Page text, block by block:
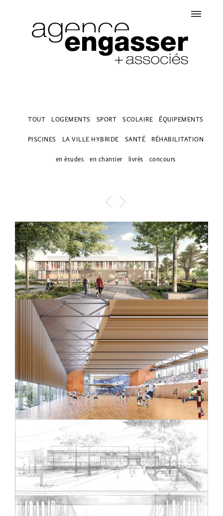
TOUT LOGEMENTS SPORT SCOLAIRE ÉQUIPEMENTS
PISCINES LA VILLE HYBRIDE SANTÉ RÉHABILITATION
en études en chantier livrés concours